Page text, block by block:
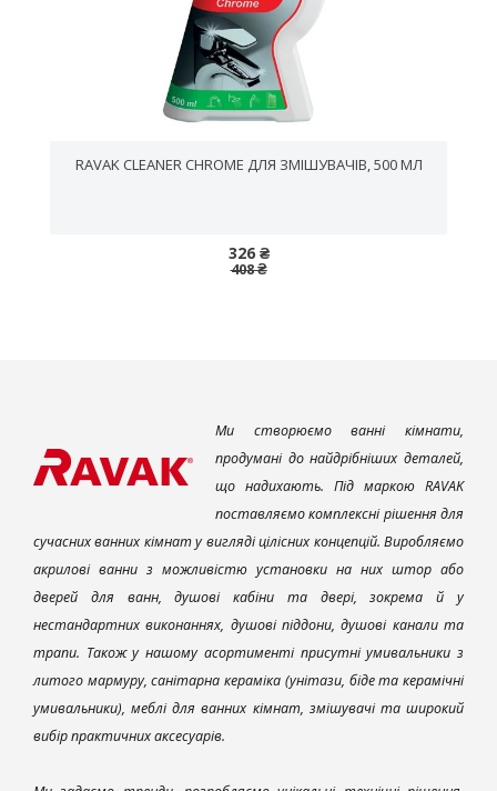
RAVAK CLEANER CHROME ДЛЯ ЗМІШУВАЧІВ, 500 МЛ
326 ₴
408 ₴
Ми створюємо ванні кімнати,
продумані до найдрібніших деталей,
що надихають. Під маркою RAVAK
поставляємо комплексні рішення для
сучасних ванних кімнат у вигляді цілісних концепцій. Виробляємо
акрилові ванни з можливістю установки на них штор або
дверей для ванн, душові кабіни та двері, зокрема й у
нестандартних виконаннях, душові піддони, душові канали та
трапи. Також у нашому асортименті присутні умивальники з
литого мармуру, санітарна кераміка (унітази, біде та керамічні
умивальники), меблі для ванних кімнат, змішувачі та широкий
вибір практичних аксесуарів.